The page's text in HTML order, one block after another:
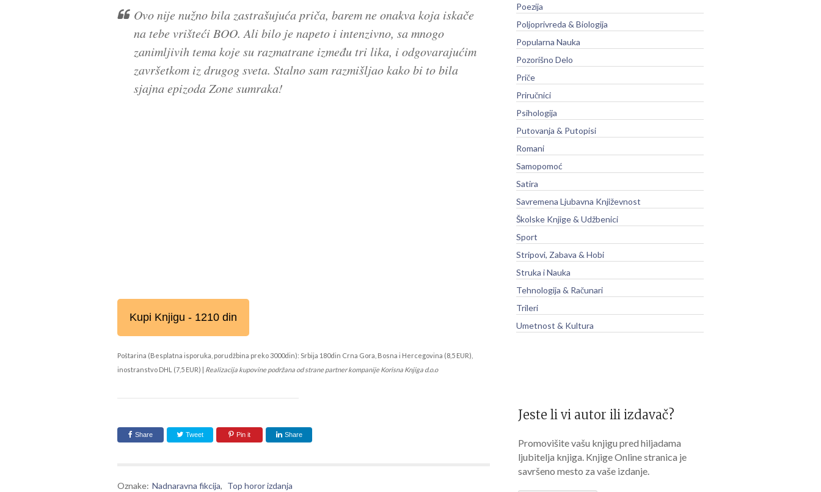
Ovo nije nužno bila zastrašujuća priča, barem ne onakva koja iskače
na tebe vrišteći BOO. Ali bilo je napeto i intenzivno, sa mnogo
zanimljivih tema koje su razmatrane između tri lika, i odgovarajućim
završetkom iz drugog sveta. Stalno sam razmišljao kako bi to bila
sjajna epizoda Zone sumraka!
Kupi Knjigu - 1210 din
Poštarina (Besplatna isporuka, porudžbina preko 3000din): Srbija 180din Crna Gora, Bosna i Hercegovina (8,5 EUR),
inostranstvo DHL (7,5 EUR) | Realizacija kupovine podržana od strane partner kompanije Korisna Knjiga d.o.o
Share Tweet Pin it Share
Oznake: Nadnaravna fikcija, Top horor izdanja
Poezija
Poljoprivreda & Biologija
Popularna Nauka
Pozorišno Delo
Priče
Priručnici
Psihologija
Putovanja & Putopisi
Romani
Samopomoć
Satira
Savremena Ljubavna Književnost
Školske Knjige & Udžbenici
Sport
Stripovi, Zabava & Hobi
Struka i Nauka
Tehnologija & Računari
Trileri
Umetnost & Kultura
Jeste li vi autor ili izdavač?
Promovišite vašu knjigu pred hiljadama
ljubitelja knjiga. Knjige Online stranica je
savršeno mesto za vaše izdanje.